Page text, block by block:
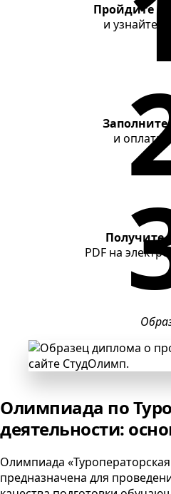
Пройдите
и узнайте
и
Получите
PDF на
Олимпиада по
деятельности:
Олимпиада
предназначена для